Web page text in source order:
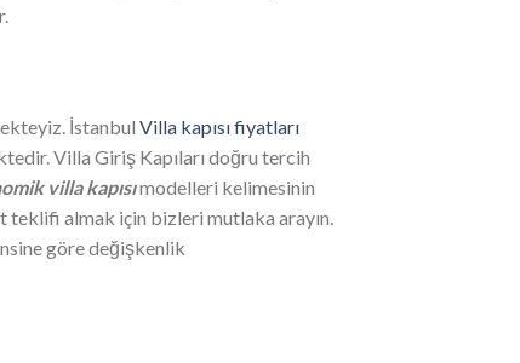
İstanbul Villa kapısı fiyatları
Villa Giriş Kapıları doğru tercih
villa kapısımodelleri kelimesinin
teklifi almak için bizleri mutlaka arayın.
göre değişkenlik